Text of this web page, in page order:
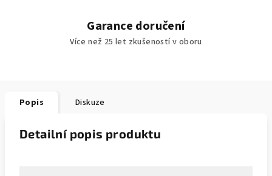
Garance doručení
Více než 25 let zkušeností v oboru
Popis Diskuze
Detailní popis produktu